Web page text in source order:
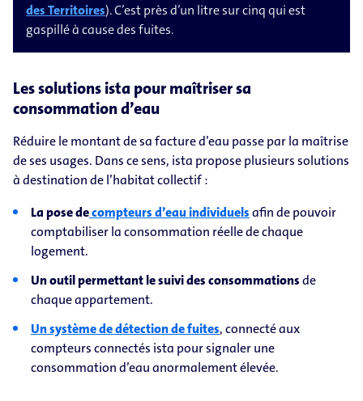
des Territoires). C’est près d’un litre sur cinq qui est
gaspillé à cause des fuites.
Les solutions ista pour maîtriser sa
consommation d’eau
Réduire le montant de sa facture d’eau passe par la maîtrise
de ses usages. Dans ce sens, ista propose plusieurs solutions
à destination de l’habitat collectif :
La pose decompteurs d’eau individuelsafin de pouvoir
comptabiliser la consommation réelle de chaque
logement.
Un outil permettant le suivi des consommationsde
chaque appartement.
Un système de détection de fuites, connecté aux
compteurs connectés ista pour signaler une
consommation d’eau anormalement élevée.